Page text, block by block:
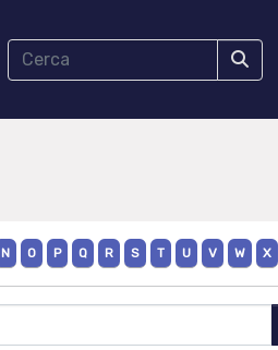
N O P Q R S T U V W X